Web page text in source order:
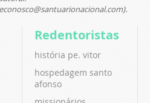
Redentoristas
história pe. vitor
hospedagem santo
afonso